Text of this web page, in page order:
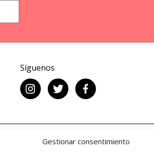
Gestionar consentimiento
Síguenos
Cómic y de la Lectura, Ministerio de